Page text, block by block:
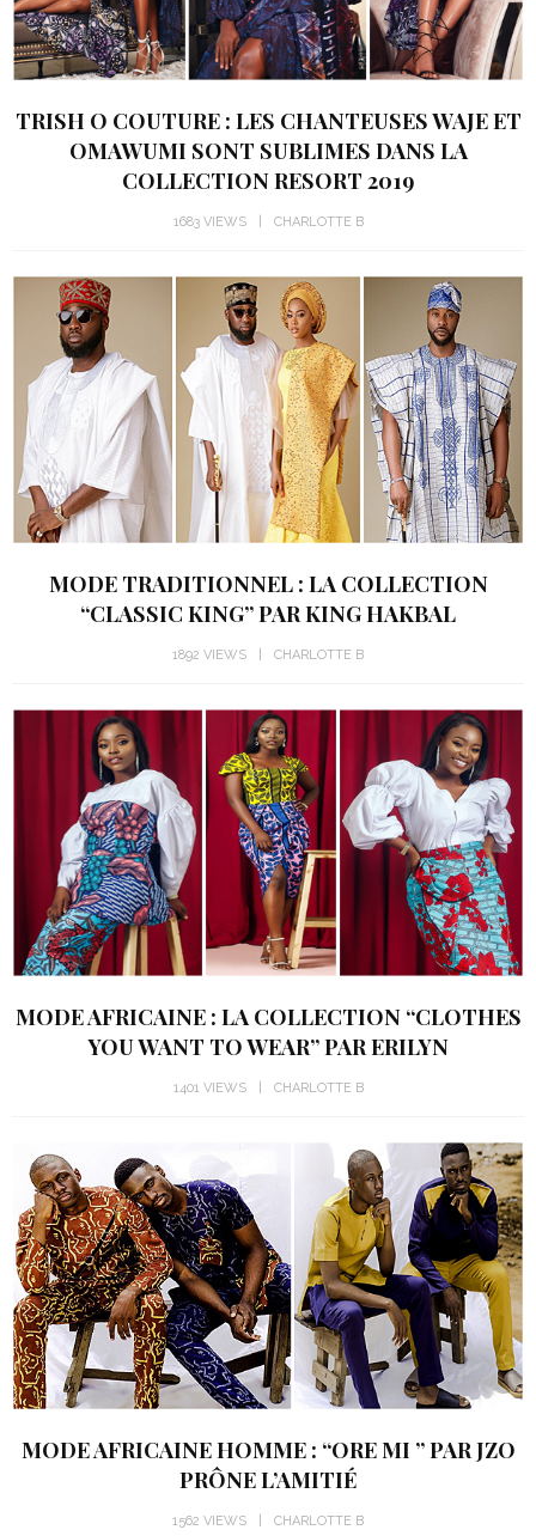
TRISH O COUTURE : LES CHANTEUSES WAJE ET
OMAWUMI SONT SUBLIMES DANS LA
COLLECTION RESORT 2019
1683 VIEWS CHARLOTTE B
MODE TRADITIONNEL : LA COLLECTION
“CLASSIC KING” PAR KING HAKBAL
1892 VIEWS CHARLOTTE B
MODE AFRICAINE : LA COLLECTION “CLOTHES
YOU WANT TO WEAR” PAR ERILYN
1401 VIEWS CHARLOTTE B
MODE AFRICAINE HOMME : “ORE MI ” PAR JZO
PRÔNE L’AMITIÉ
1562 VIEWS CHARLOTTE B